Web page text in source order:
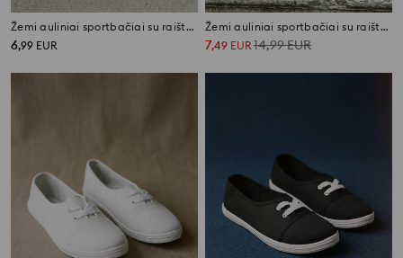
Žemi auliniai sportbačiai su raišteliais
6,99 EUR
Žemi auliniai sportbačiai su raišteliais
7,49 EUR14,99EUR